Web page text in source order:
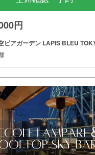
円
ビアガーデン LAPIS BLEU